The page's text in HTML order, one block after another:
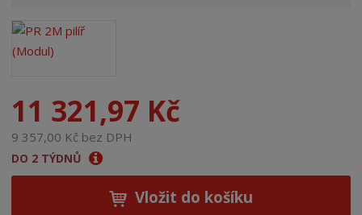
11 321,97 Kč
9 357,00 Kč bez DPH
DO 2 TÝDNŮ
Vložit do košíku